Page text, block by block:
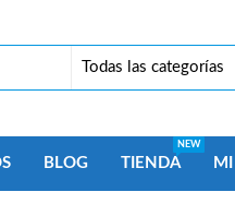
BLOG TIENDA
NEW